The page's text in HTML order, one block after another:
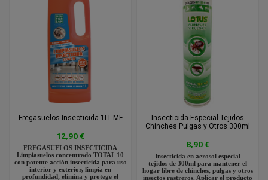
Fregasuelos Insecticida 1LT MF
12,90 €
FREGASUELOS INSECTICIDA
Limpiasuelos concentrado TOTAL 10
con potente acción insecticida para uso
interior y exterior, limpia en
profundidad, elimina y protege el
Insecticida Especial Tejidos
Chinches Pulgas y Otros 300ml
8,90 €
Insecticida en aerosol especial
tejidos de 300ml para mantener el
hogar libre de chinches, pulgas y otros
insectos rastreros. Aplicar el producto